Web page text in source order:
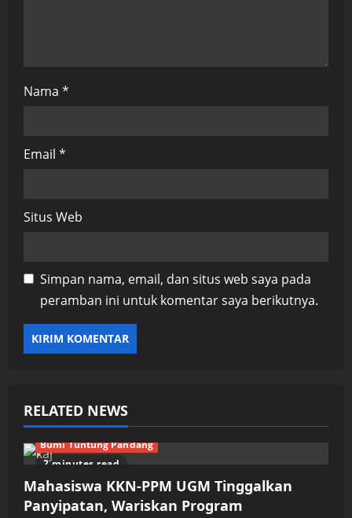
Nama *
Email *
Situs Web
Simpan nama, email, dan situs web saya pada
peramban ini untuk komentar saya berikutnya.
RELATED NEWS
2 minutes read
Bumi Tuntung Pandang
Mahasiswa KKN-PPM UGM Tinggalkan
Panyipatan, Wariskan Program